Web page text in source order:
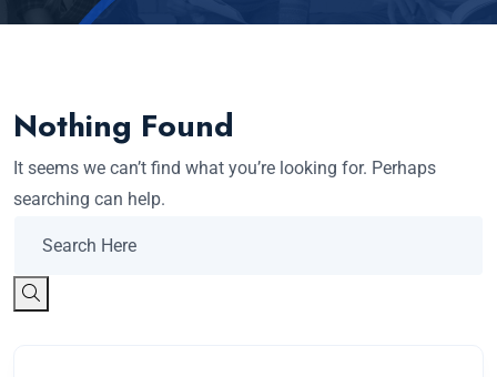
Nothing Found
It seems we can’t find what you’re looking for. Perhaps
searching can help.